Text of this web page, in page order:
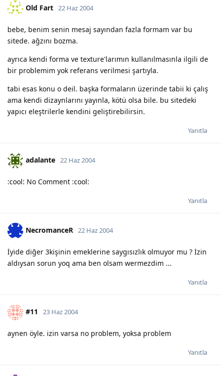
Old Fart 22 Haz 2004
bebe, benim senin mesaj sayından fazla formam var bu
sitede. ağzını bozma.
ayrıca kendi forma ve texture'larımın kullanılmasınla ilgili de
bir problemim yok referans verilmesi şartıyla.
tabi esas konu o deil. başka formaların üzerinde tabii ki çalış
ama kendi dizaynlarını yayınla, kötü olsa bile. bu sitedeki
yapıcı eleştrilerle kendini geliştirebilirsin.
Yanıtla
adalante 22 Haz 2004
:cool: No Comment :cool:
Yanıtla
NecromanceR 22 Haz 2004
İyide diğer 3kişinin emeklerine saygısızlık olmuyor mu ? İzin
aldıysan sorun yoq ama ben olsam wermezdim ...
Yanıtla
#11 23 Haz 2004
aynen öyle. izin varsa no problem, yoksa problem
Yanıtla